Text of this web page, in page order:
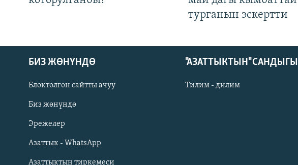
Русский
ОНЛАЙН ШЕРИНЕ
турганын эскертти
БИЗ ЖӨНҮНДӨ
Блоктолгон сайтты ачуу
Биз жөнүндө
Эрежелер
Азаттык - WhatsApp
Азаттыктын тиркемеси
"АЗАТТЫКТЫН" САНДЫГЫ
Тилим - дилим